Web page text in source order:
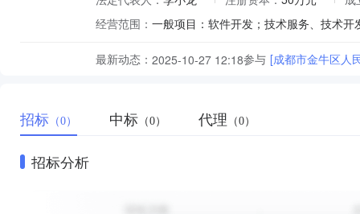
经营范围：
最新动态： 2025-10-27 12:18参与 [成都市金牛区人
招标 （0） 中标 （0） 代理 （0）
招标分析